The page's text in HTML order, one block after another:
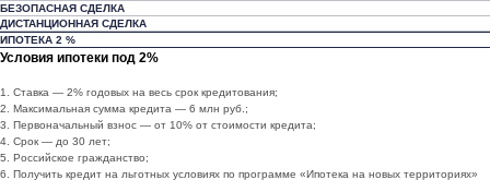
БЕЗОПАСНАЯ СДЕЛКА
ДИСТАНЦИОННАЯ СДЕЛКА
ИПОТЕКА 2 %
Условия ипотеки под 2%
1. Ставка — 2% годовых на весь срок кредитования;
2. Максимальная сумма кредита — 6 млн руб.;
3. Первоначальный взнос — от 10% от стоимости кредита;
4. Срок — до 30 лет;
5. Российское гражданство;
6. Получить кредит на льготных условиях по программе «Ипотека на новых территориях»